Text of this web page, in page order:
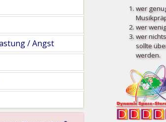
/ Angst
wer
wer
wer
sollte
werden.